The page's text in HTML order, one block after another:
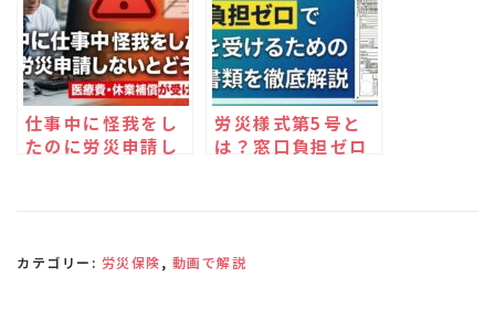
仕事中に怪我をし
たのに労災申請し
労災様式第5号と
は？窓口負担ゼロ
カテゴリー: 労災保険, 動画で解説